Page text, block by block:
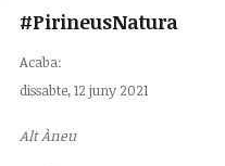
#PirineusNatura
Acaba:
dissabte, 12 juny 2021
Alt Àneu